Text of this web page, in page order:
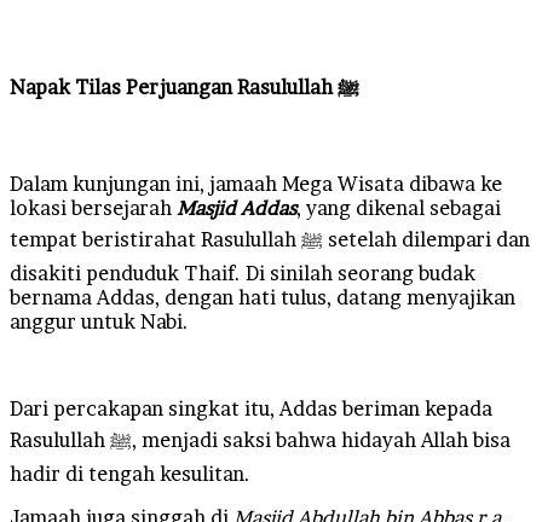
Dalam kunjungan ini, jamaah Mega Wisata dibawa ke
lokasi bersejarah Masjid Addas, yang dikenal sebagai
tempat beristirahat Rasulullah ﷺ setelah dilempari dan
disakiti penduduk Thaif. Di sinilah seorang budak
bernama Addas, dengan hati tulus, datang menyajikan
anggur untuk Nabi.
Dari percakapan singkat itu, Addas beriman kepada
Rasulullah ﷺ, menjadi saksi bahwa hidayah Allah bisa
hadir di tengah kesulitan.
Jamaah juga singgah di Masjid Abdullah bin Abbas r.a.,